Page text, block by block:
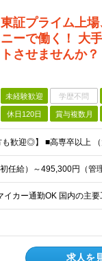
東証プライム上
ニーで働く！ 大
トさせませんか？
未経験歓迎 学歴不問
休日120日 賞与複数月
求人を